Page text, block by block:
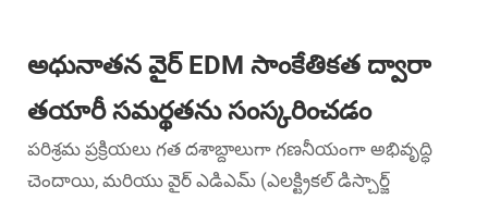
అధునాతన వైర్ EDM సాంకేతికత ద్వారా
తయారీ సమర్థతను సంస్కరించడం
పరిశ్రమ ప్రక్రియలు గత దశాబ్దాలుగా గణనీయంగా అభివృద్ధి
చెందాయి, మరియు వైర్ ఎడిఎమ్ (ఎలక్ట్రికల్ డిస్చార్జ్